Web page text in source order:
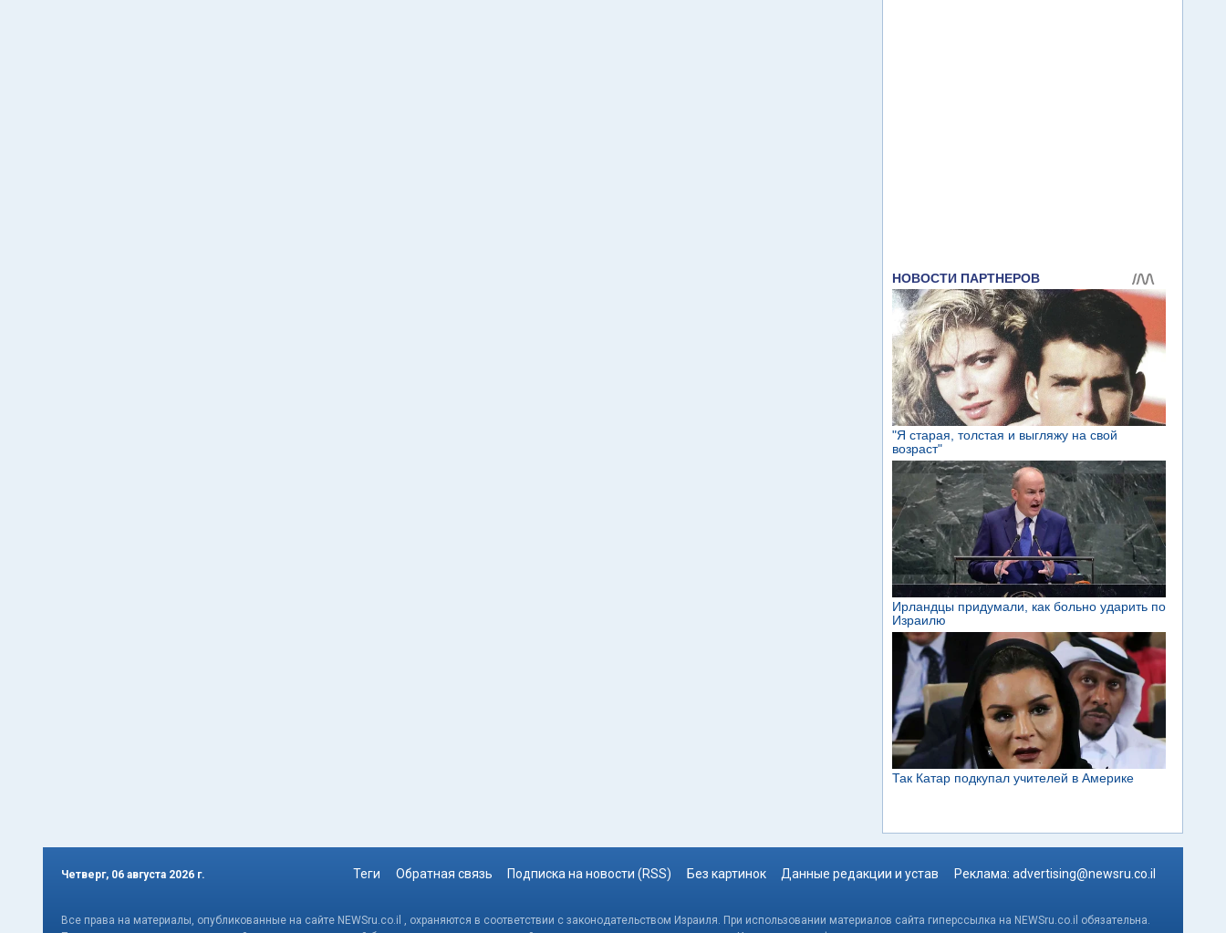
Четверг, 06 августа 2026 г. Теги Обратная связь Подписка на новости (RSS) Без картинок Данные редакции и устав Реклама: advertising@newsru.co.il
Все права на материалы, опубликованные на сайте NEWSru.co.il , охраняются в соответствии с законодательством Израиля. При использовании материалов сайта гиперссылка на NEWSru.co.il обязательна.